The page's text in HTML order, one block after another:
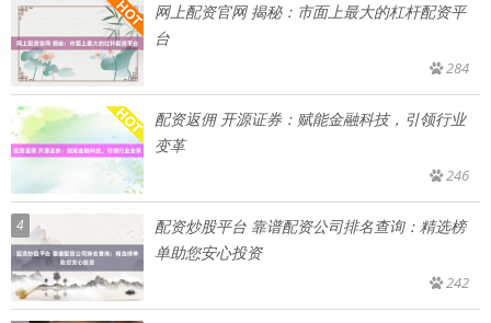
网上配资官网 揭秘：市面上最大的杠杆配资平
台
284
配资返佣 开源证券：赋能金融科技，引领行业
变革
246
4
配资炒股平台 靠谱配资公司排名查询：精选榜
单助您安心投资
242